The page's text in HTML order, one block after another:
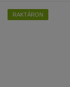
RAKTÁRON